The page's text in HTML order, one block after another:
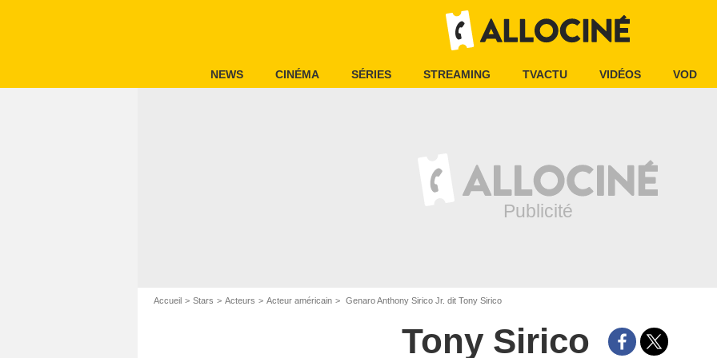
NEWS CINÉMA SÉRIES STREAMING TVACTU VIDÉOS VOD
Accueil Stars Acteurs Acteur américain Genaro Anthony Sirico Jr. dit Tony Sirico
Tony Sirico